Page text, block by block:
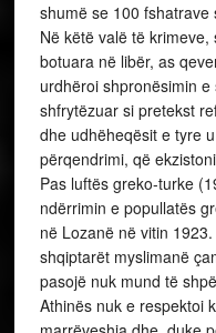
shumë se 100 fshatrave
Në këtë valë të
botuara në libër, as
urdhëroi shpronësimin
shfrytëzuar si pretekst
dhe udhëheqësit e tyre
përqendrimi, që
Pas luftës greko-turke
ndërrimin e popullatës
në Lozanë në vitin
shqiptarët myslimanë
pasojë nuk mund të
Athinës nuk e respektoi